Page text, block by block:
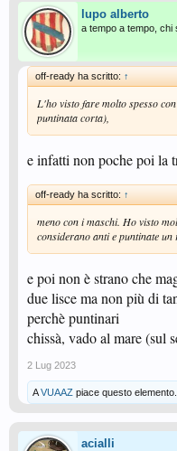
lupo alberto
a tempo a tempo, chi
off-ready ha scritto: ↑
L'ho visto fare molto spesso
puntinata corta),
e infatti non poche poi la
off-ready ha scritto: ↑
meno con i maschi. Ho visto
considerano anti e puntinate
e poi non è strano che
due lisce ma non più di
perchè puntinari
chissà, vado al mare (sul
2 Lug 2023
AVUAAZ piace questo elemento.
acialli